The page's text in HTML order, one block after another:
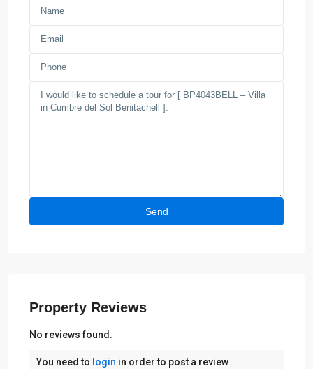
Property Reviews
No reviews found.
You need to login in order to post a review